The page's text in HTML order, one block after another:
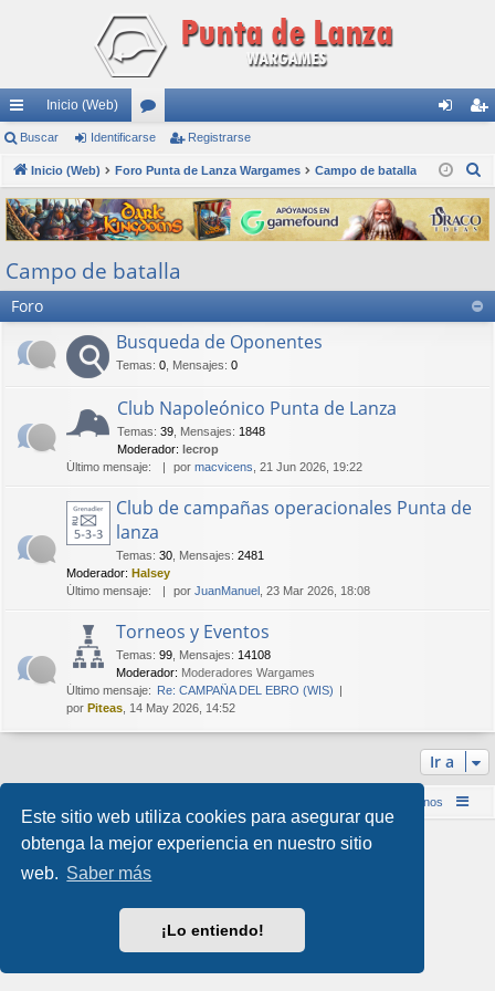
Este sitio web utiliza cookies para asegurar que
obtenga la mejor experiencia en nuestro sitio
web. Saber más
¡Lo entiendo!
nl
ac
es
rá
pi
do
Inicio (Web)
or
os nti
fic
ar
ist
ra
rs
Buscar Identificarse Registrarse
Inicio (Web) Foro Punta de Lanza Wargames Campo de batalla
s
c
r
Campo de batalla
Foro
Busqueda de Oponentes
Temas: 0 Mensajes: 0
Club Napoleónico Punta de Lanza
Temas: 39 Mensajes: 1848
Moderador: lecrop
Último mensaje:
por macvicens , 21 Jun 2026, 19:22
Club de campañas operacionales Punta de
lanza
Temas: 30 Mensajes: 2481
Moderador: Halsey
Último mensaje:
por JuanManuel , 23 Mar 2026, 18:08
Torneos y Eventos
Temas: 99 Mensajes: 14108
Moderador: Moderadores Wargames
Último mensaje: Re: CAMPAÑA DEL EBRO (WIS)
por Piteas , 14 May 2026, 14:52
Ir a
Contáctenos
Desarrollado porphpBB® Forum Software © phpBB Limited
Traducción al español por